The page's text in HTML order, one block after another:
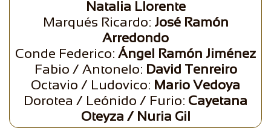
Natalia Llorente
Marqués Ricardo: José Ramón
Arredondo
Conde Federico: Ángel Ramón Jiménez
Fabio / Antonelo: David Tenreiro
Octavio / Ludovico: Mario Vedoya
Dorotea / Leónido / Furio: Cayetana
Oteyza / Nuria Gil